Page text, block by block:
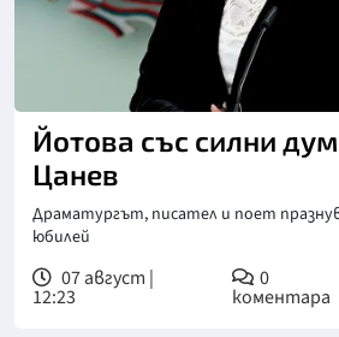
Йотова със силни
Цанев
Драматургът, писател и поет
юбилей
07 август |
12:23
0
коментара